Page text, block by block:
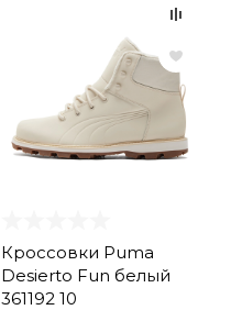
Кроссовки Puma
Desierto Fun белый
361192 10